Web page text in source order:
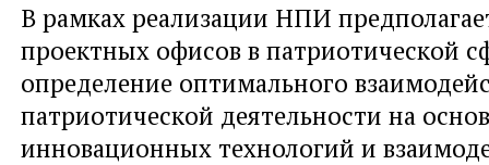
В рамках реализации НПИ
проектных офисов в патриотической
определение оптимального
патриотической деятельности на
инновационных технологий и